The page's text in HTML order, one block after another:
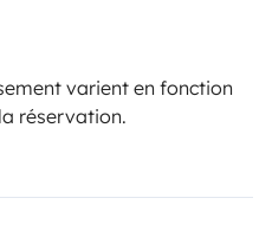
varient en fonction
réservation.